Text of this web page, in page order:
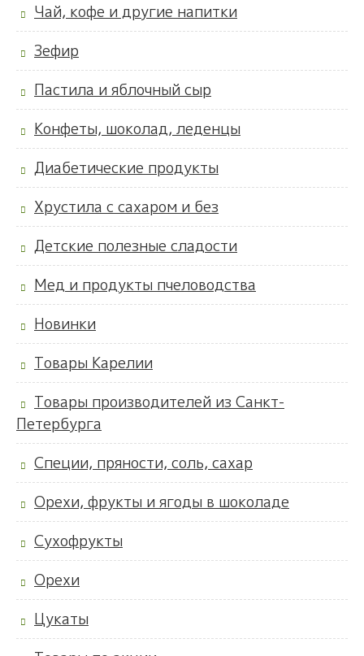
Чай, кофе и другие напитки
Зефир
Пастила и яблочный сыр
Конфеты, шоколад, леденцы
Диабетические продукты
Хрустила с сахаром и без
Детские полезные сладости
Мед и продукты пчеловодства
Новинки
Товары Карелии
Товары производителей из Санкт-
Петербурга
Специи, пряности, соль, сахар
Орехи, фрукты и ягоды в шоколаде
Сухофрукты
Орехи
Цукаты